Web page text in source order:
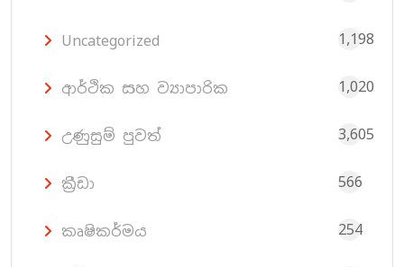
Uncategorized 1,198
ආර්ථික සහ ව්‍යාපාරික 1,020
උණුසුම් පුවත් 3,605
ක්‍රීඩා 566
කෘෂිකර්මය 254